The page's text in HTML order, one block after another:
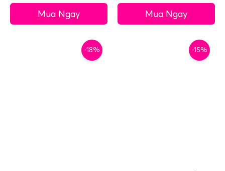
Mua Ngay Mua Ngay
-18% -15%